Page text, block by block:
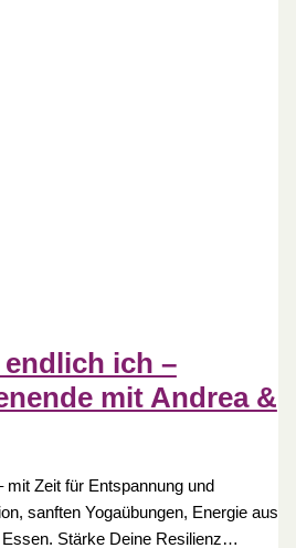
ich –
mit Andrea &
mit Zeit für Entspannung und
sanften Yogaübungen, Energie aus
Stärke Deine Resilienz…